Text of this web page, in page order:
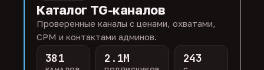
Каталог TG-каналов
Проверенные каналы с ценами, охватами,
CPM и контактами админов.
381 2.1M 243